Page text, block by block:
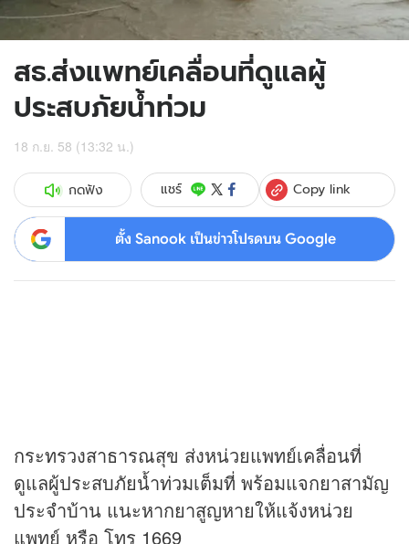
สธ.ส่งแพทย์เคลื่อนที่ดูแลผู้
ประสบภัยน้ำท่วม
18 ก.ย. 58 (13:32 น.)
กดฟัง แชร์ Copy link
ตั้ง Sanook เป็นข่าวโปรดบน Google
กระทรวงสาธารณสุข ส่งหน่วยแพทย์เคลื่อนที่
ดูแลผู้ประสบภัยน้ำท่วมเต็มที่ พร้อมแจกยาสามัญ
ประจำบ้าน แนะหากยาสูญหายให้แจ้งหน่วย
แพทย์ หรือ โทร 1669